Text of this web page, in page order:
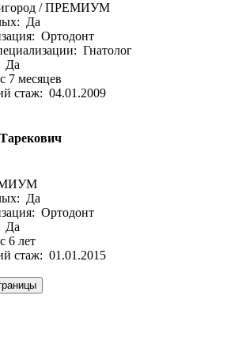
/ ПРЕМИУМ
Да
Ортодонт
Гнатолог
Да
7 месяцев
стаж: 04.01.2009
Да
Ортодонт
Да
6 лет
стаж: 01.01.2015